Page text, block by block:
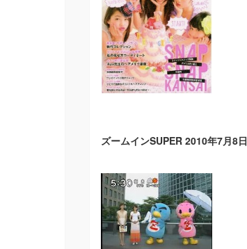
ズームインSUPER 2010年7月8日